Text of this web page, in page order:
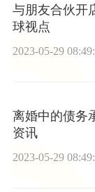
与朋友合伙开
球视点
2023-05-29
离婚中的债务
资讯
2023-05-29